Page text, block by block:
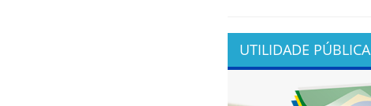
UTILIDADE PÚBLICA